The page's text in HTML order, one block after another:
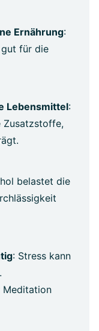
Ernährung:
für die
Lebensmittel:
Zusatzstoffe,
belastet die
: Stress kann
Meditation